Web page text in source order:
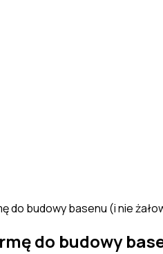
do budowy basenu (i nie
do budowy